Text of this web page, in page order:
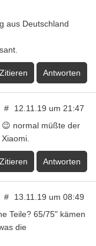
aus Deutschland
Zitieren Antworten
# 12.11.19 um 21:47
😉 normal müßte der
Zitieren Antworten
# 13.11.19 um 08:49
Teile? 65/75" kämen
die